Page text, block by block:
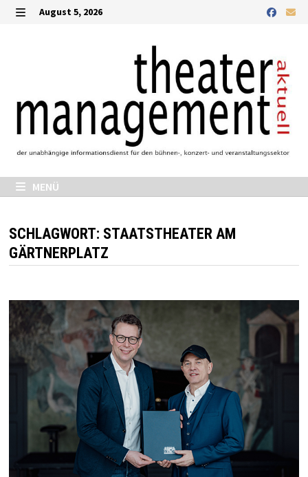
Zurück
August 5, 2026
MENÜ
SCHLAGWORT: STAATSTHEATER AM
GÄRTNERPLATZ